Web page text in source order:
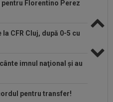
Florentino Perez
CFR Cluj, după 0-5 cu
imnul naţional şi au
pentru transfer!